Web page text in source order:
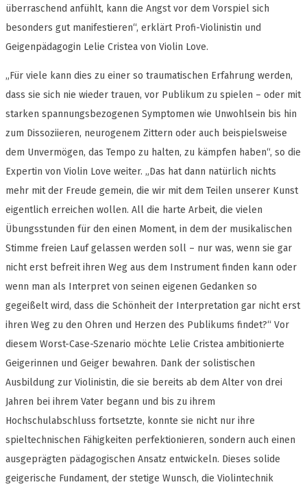
überraschend anfühlt, kann die Angst vor dem Vorspiel sich
besonders gut manifestieren“, erklärt Profi-Violinistin und
Geigenpädagogin Lelie Cristea von Violin Love.
„Für viele kann dies zu einer so traumatischen Erfahrung werden,
dass sie sich nie wieder trauen, vor Publikum zu spielen – oder mit
starken spannungsbezogenen Symptomen wie Unwohlsein bis hin
zum Dissoziieren, neurogenem Zittern oder auch beispielsweise
dem Unvermögen, das Tempo zu halten, zu kämpfen haben“, so die
Expertin von Violin Love weiter. „Das hat dann natürlich nichts
mehr mit der Freude gemein, die wir mit dem Teilen unserer Kunst
eigentlich erreichen wollen. All die harte Arbeit, die vielen
Übungsstunden für den einen Moment, in dem der musikalischen
Stimme freien Lauf gelassen werden soll – nur was, wenn sie gar
nicht erst befreit ihren Weg aus dem Instrument finden kann oder
wenn man als Interpret von seinen eigenen Gedanken so
gegeißelt wird, dass die Schönheit der Interpretation gar nicht erst
ihren Weg zu den Ohren und Herzen des Publikums findet?“ Vor
diesem Worst-Case-Szenario möchte Lelie Cristea ambitionierte
Geigerinnen und Geiger bewahren. Dank der solistischen
Ausbildung zur Violinistin, die sie bereits ab dem Alter von drei
Jahren bei ihrem Vater begann und bis zu ihrem
Hochschulabschluss fortsetzte, konnte sie nicht nur ihre
spieltechnischen Fähigkeiten perfektionieren, sondern auch einen
ausgeprägten pädagogischen Ansatz entwickeln. Dieses solide
geigerische Fundament, der stetige Wunsch, die Violintechnik